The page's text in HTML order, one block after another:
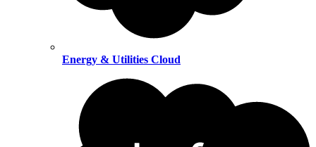
Energy & Utilities Cloud